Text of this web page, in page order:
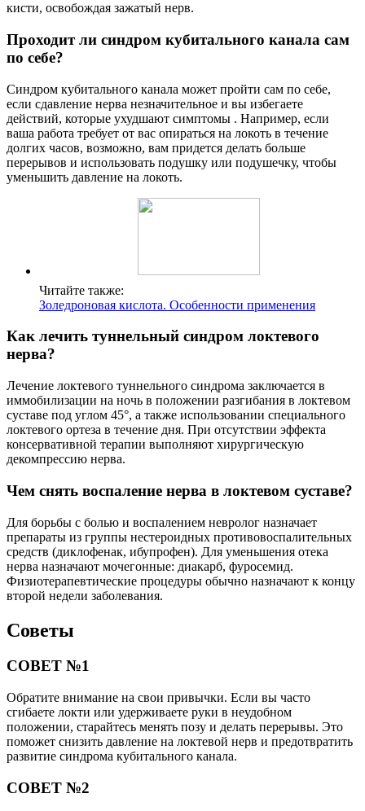
кисти, освобождая зажатый нерв.
Проходит ли синдром кубитального канала сам
по себе?
Синдром кубитального канала может пройти сам по себе,
если сдавление нерва незначительное и вы избегаете
действий, которые ухудшают симптомы . Например, если
ваша работа требует от вас опираться на локоть в течение
долгих часов, возможно, вам придется делать больше
перерывов и использовать подушку или подушечку, чтобы
уменьшить давление на локоть.
Читайте также:
Золедроновая кислота. Особенности применения
Как лечить туннельный синдром локтевого
нерва?
Лечение локтевого туннельного синдрома заключается в
иммобилизации на ночь в положении разгибания в локтевом
суставе под углом 45°, а также использовании специального
локтевого ортеза в течение дня. При отсутствии эффекта
консервативной терапии выполняют хирургическую
декомпрессию нерва.
Чем снять воспаление нерва в локтевом суставе?
Для борьбы с болью и воспалением невролог назначает
препараты из группы нестероидных противовоспалительных
средств (диклофенак, ибупрофен). Для уменьшения отека
нерва назначают мочегонные: диакарб, фуросемид.
Физиотерапевтические процедуры обычно назначают к концу
второй недели заболевания.
Советы
СОВЕТ №1
Обратите внимание на свои привычки. Если вы часто
сгибаете локти или удерживаете руки в неудобном
положении, старайтесь менять позу и делать перерывы. Это
поможет снизить давление на локтевой нерв и предотвратить
развитие синдрома кубитального канала.
СОВЕТ №2